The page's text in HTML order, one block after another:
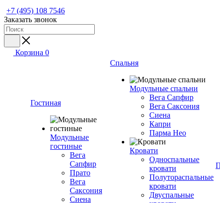
+7 (495) 108 7546
Заказать звонок
Корзина 0
Гостиная
Модульные
гостиные
Вега
Сапфир
Прато
Вега
Саксония
Сиена
Спальня
Модульные спальни
Вега Сапфир
Вега Саксония
Сиена
Капри
Парма Нео
Кровати
Односпальные
кровати
Полутораспальные
кровати
Двуспальные